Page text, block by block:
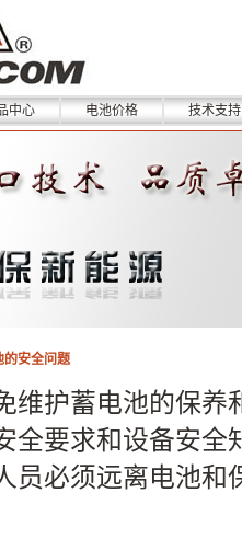
中心 电池价格 技术支持
的安全问题
维护蓄电池的保养
全要求和设备安全
员必须远离电池和